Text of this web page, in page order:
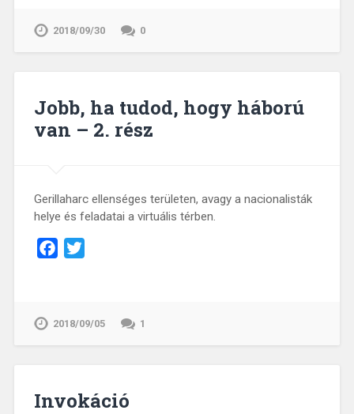
2018/09/30 0
Jobb, ha tudod, hogy háború
van – 2. rész
Gerillaharc ellenséges területen, avagy a nacionalisták
helye és feladatai a virtuális térben.
Facebook
2018/09/05 1
Invokáció